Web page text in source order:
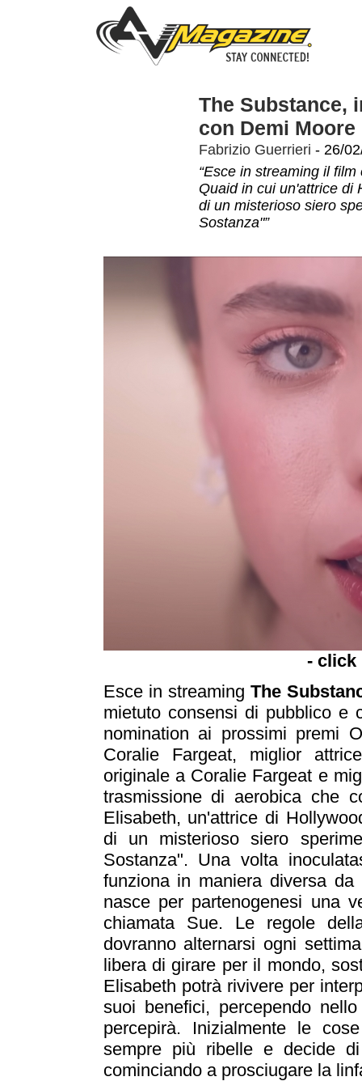
The Substance,
con Demi Moore
Fabrizio Guerrieri - 26/
“Esce in streaming il
Quaid in cui un'attrice di
di un misterioso siero
Sostanza"”
- click
Esce in streaming The
mietuto consensi di pubblico e
nomination ai prossimi premi
Coralie Fargeat, miglior
originale a Coralie Fargeat e
trasmissione di aerobica che
Elisabeth, un'attrice di
di un misterioso siero
Sostanza". Una volta
funziona in maniera diversa
nasce per partenogenesi una
chiamata Sue. Le regole
dovranno alternarsi ogni
libera di girare per il mondo,
Elisabeth potrà rivivere per
suoi benefici, percependo
percepirà. Inizialmente le
sempre più ribelle e decide
cominciando a prosciugare la